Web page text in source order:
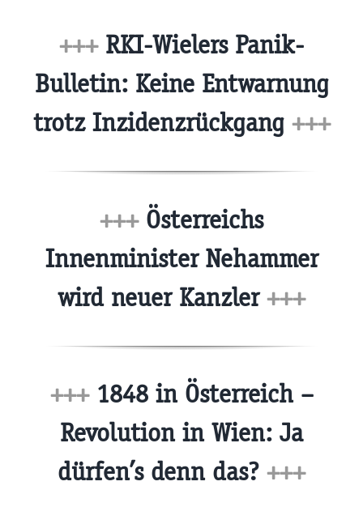
+++RKI-Wielers Panik-
Bulletin: Keine Entwarnung
trotz Inzidenzrückgang +++
+++Österreichs
Innenminister Nehammer
wird neuer Kanzler+++
+++1848 in Österreich –
Revolution in Wien: Ja
dürfen’s denn das? +++